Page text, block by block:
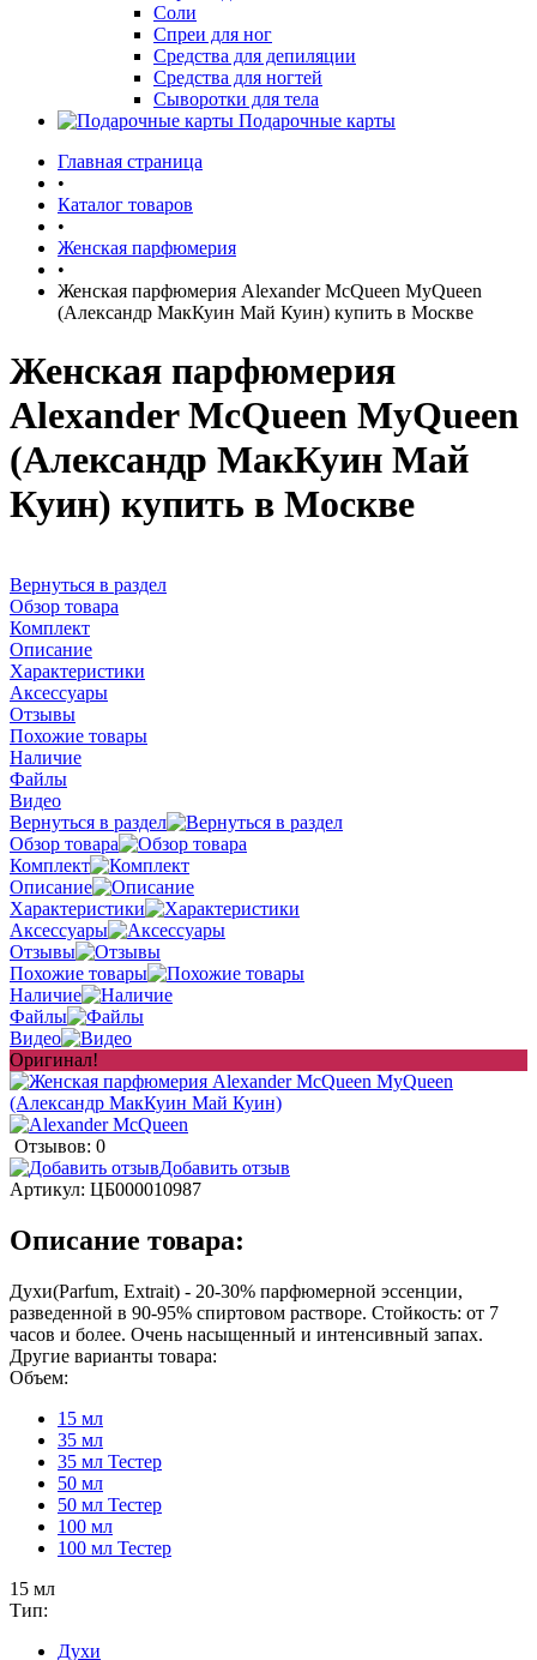
Соли
Спреи для ног
Средства для депиляции
Средства для ногтей
Сыворотки для тела
Подарочные карты
Главная страница
•
Каталог товаров
•
Женская парфюмерия
•
Женская парфюмерия Alexander McQueen MyQueen
(Александр МакКуин Май Куин) купить в Москве
Женская парфюмерия
Alexander McQueen MyQueen
(Александр МакКуин Май
Куин) купить в Москве
Вернуться в раздел
Обзор товара
Комплект
Описание
Характеристики
Аксессуары
Отзывы
Похожие товары
Наличие
Файлы
Видео
Вернуться в раздел
Обзор товара
Комплект
Описание
Характеристики
Аксессуары
Отзывы
Похожие товары
Наличие
Файлы
Видео
Оригинал!
Отзывов: 0
Добавить отзыв
Артикул: ЦБ000010987
Описание товара:
Духи(Parfum, Extrait) - 20-30% парфюмерной эссенции,
разведенной в 90-95% спиртовом растворе. Стойкость: от 7
часов и более. Очень насыщенный и интенсивный запах.
Другие варианты товара:
Объем:
15 мл
35 мл
35 мл Тестер
50 мл
50 мл Тестер
100 мл
100 мл Тестер
15 мл
Тип:
Духи